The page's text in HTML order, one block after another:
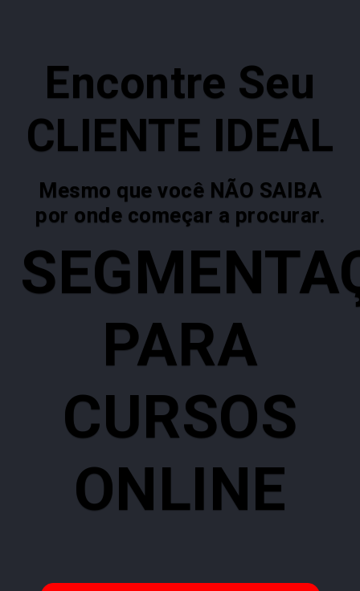
Encontre Seu
CLIENTE IDEAL
Mesmo que você NÃO SAIBA
por onde começar a procurar.
PARA
CURSOS
ONLINE